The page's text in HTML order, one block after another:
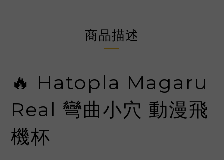
商品描述
🔥 Hatopla Magaru
Real 彎曲小穴 動漫飛
機杯